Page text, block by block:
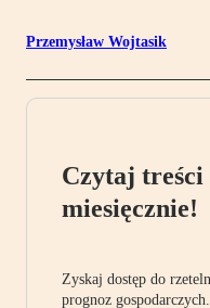
Przemysław Wojtasik
Czytaj treści
miesięcznie!
Zyskaj dostęp do
prognoz